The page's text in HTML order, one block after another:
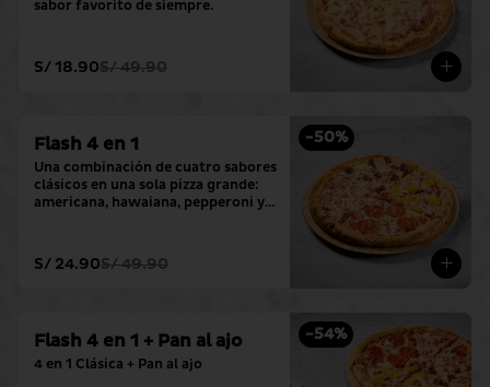
sabor favorito de siempre.
S/ 18.90S/ 49.90
-50%
Flash 4 en 1
Una combinación de cuatro sabores
clásicos en una sola pizza grande:
americana, hawaiana, pepperoni y
S/ 24.90S/ 49.90
-54%
Flash 4 en 1 + Pan al ajo
4 en 1 Clásica + Pan al ajo